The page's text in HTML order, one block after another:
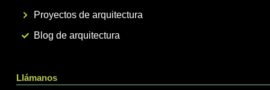
Proyectos de arquitectura
Blog de arquitectura
Llámanos